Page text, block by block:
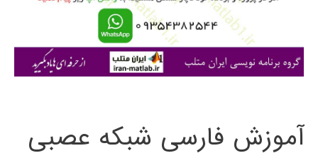
ی
آموزش فارسی شبکه عصبی